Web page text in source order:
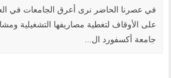
في عصرنا الحاضر نرى أعرق الجامعات في
على الأوقاف لتغطية مصاريفها التشغيلية
جامعة أكسفورد ال...